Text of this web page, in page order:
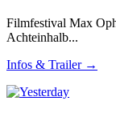
Filmfestival Max
Achteinhalb...
Infos & Trailer →